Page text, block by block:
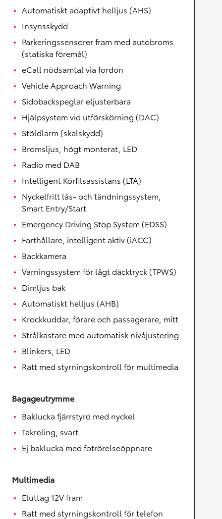
Automatiskt adaptivt helljus (AHS)
Insynsskydd
Parkeringssensorer fram med autobroms
(statiska föremål)
eCall nödsamtal via fordon
Vehicle Approach Warning
Sidobackspeglar eljusterbara
Hjälpsystem vid utförskörning (DAC)
Stöldlarm (skalskydd)
Bromsljus, högt monterat, LED
Radio med DAB
Intelligent Körfilsassistans (LTA)
Nyckelfritt lås- och tändningssystem,
Smart Entry/Start
Emergency Driving Stop System (EDSS)
Farthållare, intelligent aktiv (iACC)
Backkamera
Varningssystem för lågt däcktryck (TPWS)
Dimljus bak
Automatiskt helljus (AHB)
Krockkuddar, förare och passagerare, mitt
Strålkastare med automatisk nivåjustering
Blinkers, LED
Ratt med styrningskontroll för multimedia
Bagageutrymme
Baklucka fjärrstyrd med nyckel
Takreling, svart
Ej baklucka med fotrörelseöppnare
Multimedia
Eluttag 12V fram
Ratt med styrningskontroll för telefon